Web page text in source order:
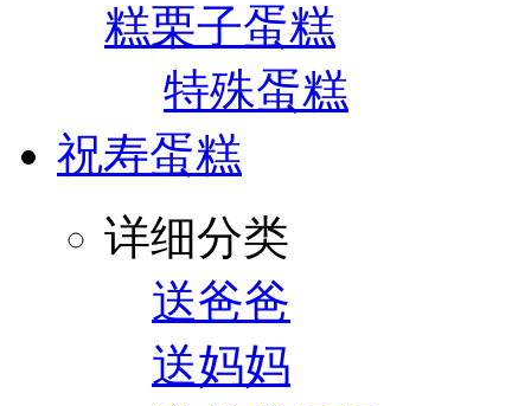
糕栗子蛋糕
特殊蛋糕
祝寿蛋糕
详细分类
送爸爸
送妈妈